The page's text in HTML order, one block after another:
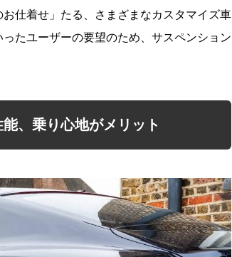
仕着せ」たる、さまざまなカスタマイズ車
たユーザーの要望のため、サスペンション
、乗り心地がメリット